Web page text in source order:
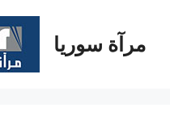
المحتوىمرآة سوريا